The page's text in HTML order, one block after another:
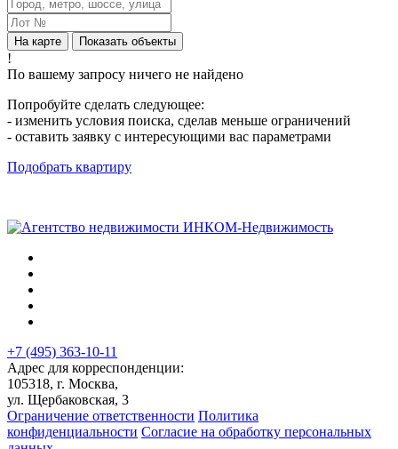
На карте Показать объекты
!
По вашему запросу ничего не найдено
Попробуйте сделать следующее:
- изменить условия поиска, сделав меньше ограничений
- оставить заявку с интересующими вас параметрами
Подобрать квартиру
+7 (495) 363-10-11
Адрес для корреспонденции:
105318, г. Москва,
ул. Щербаковская, 3
Ограничение ответственности Политика
конфиденциальности Согласие на обработку персональных